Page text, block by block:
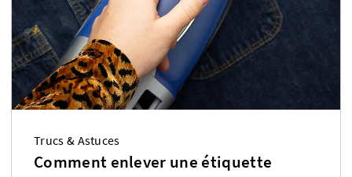
Trucs & Astuces
Comment enlever une étiquette